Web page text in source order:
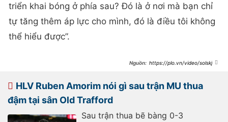
triển khai bóng ở phía sau? Đó là ở nơi mà bạn chỉ
tự tăng thêm áp lực cho mình, đó là điều tôi không
thể hiểu được”.
https://plo.vn/video/solskjaer
HLV Ruben Amorim nói gì sau trận MU thua
đậm tại sân Old Trafford
Sau trận thua bẽ bàng 0-3